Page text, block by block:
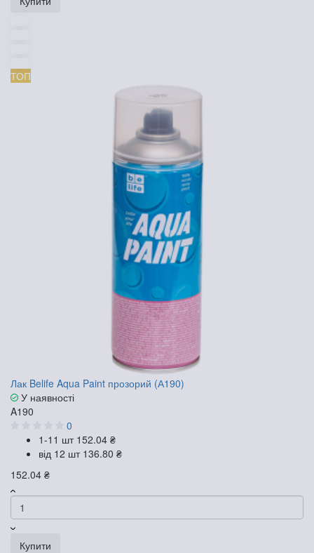
ТОП
Лак Belife Aqua Paint прозорий (А190)
У наявності
A190
0
1-11 шт 152.04 ₴
від 12 шт 136.80 ₴
152.04 ₴
Купити